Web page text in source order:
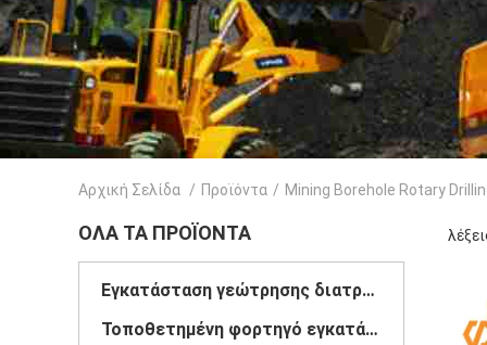
Αρχική Σελίδα / Προϊόντα / Mining Borehole Rotary
ΌΛΑ ΤΑ ΠΡΟΪΌΝΤΑ
Εγκατάσταση γεώτρησης διατρήσεων φρεατίων νερού αντιολισθητικών αλυσίδων
Τοποθετημένη φορτηγό εγκατάσταση γεώτρησης διατρήσεων φρεατίων νερού